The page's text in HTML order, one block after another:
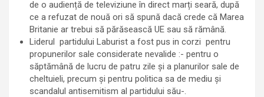
de o audiență de televiziune în direct marți seară, după
ce a refuzat de nouă ori să spună dacă crede că Marea
Britanie ar trebui să părăsească UE sau să rămână.
Liderul partidului Laburist a fost pus in corzi pentru
propunerilor sale considerate nevalide :- pentru o
săptămână de lucru de patru zile și a planurilor sale de
cheltuieli, precum și pentru politica sa de mediu și
scandalul antisemitism al partidului său-.